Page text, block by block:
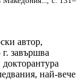
автор,
завършва
най-вече